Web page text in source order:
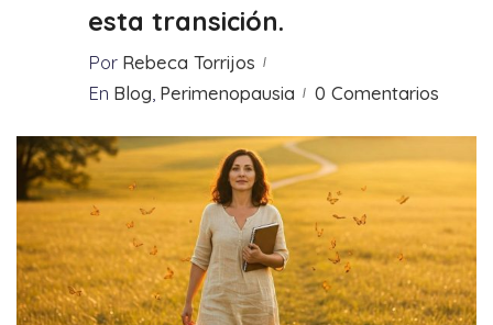
esta transición.
Por Rebeca Torrijos
En Blog Perimenopausia 0 Comentarios